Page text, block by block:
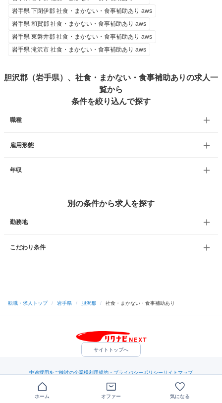
岩手県 下閉伊郡 社食・まかない・食事補助あり aws
岩手県 和賀郡 社食・まかない・食事補助あり aws
岩手県 東磐井郡 社食・まかない・食事補助あり aws
岩手県 滝沢市 社食・まかない・食事補助あり aws
胆沢郡（岩手県）、社食・まかない・食事補助ありの求人一
覧から
条件を絞り込んで探す
職種
雇用形態
年収
別の条件から求人を探す
勤務地
こだわり条件
転職・求人トップ / 岩手県 / 胆沢郡 / 社食・まかない・食事補助あり
ホーム オファー 気になる
サイトトップへ
中途採用をご検討の企業様利用規約・プライバシーポリシーサイトマップ
（C）Indeed Inc.